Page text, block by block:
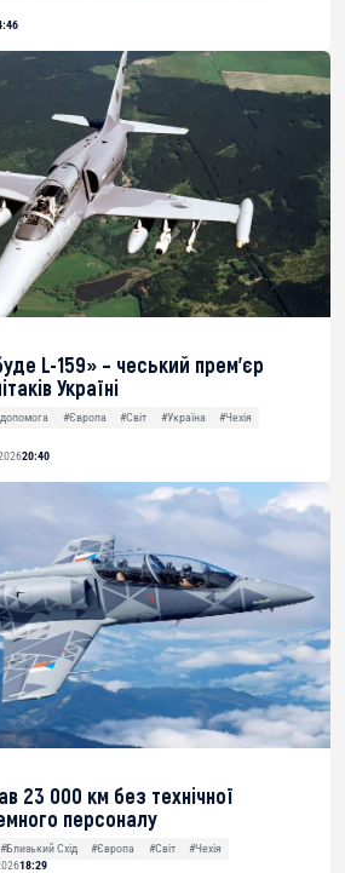
L-159» – чеський прем’єр
Україні
#Європа #Світ #Україна
#Чехія
20:40
23 000 км без технічної
персоналу
#Близький Схід #Європа #Світ
#Чехія
18:29